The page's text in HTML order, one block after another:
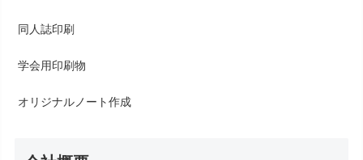
同人誌印刷
学会用印刷物
オリジナルノート作成